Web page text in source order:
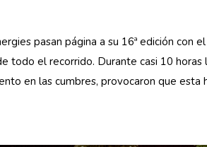
pasan página a su 16ª edición con
el recorrido. Durante casi 10
en las cumbres, provocaron que esta